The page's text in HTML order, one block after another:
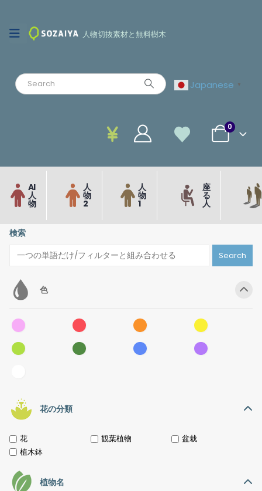
人物切抜素材と無料樹木
Japanese ▼
0
AI
人
物
人
物
2
人
物
1
座
る
人
検索
Search
色
花の分類
花 観葉植物
盆栽
植木鉢
植物名